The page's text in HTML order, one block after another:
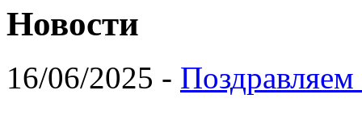
Новости
16/06/2025 -